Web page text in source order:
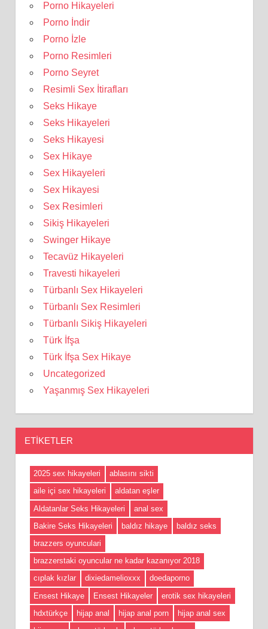
Porno Hikayeleri
Porno İndir
Porno İzle
Porno Resimleri
Porno Seyret
Resimli Sex İtirafları
Seks Hikaye
Seks Hikayeleri
Seks Hikayesi
Sex Hikaye
Sex Hikayeleri
Sex Hikayesi
Sex Resimleri
Sikiş Hikayeleri
Swinger Hikaye
Tecavüz Hikayeleri
Travesti hikayeleri
Türbanlı Sex Hikayeleri
Türbanlı Sex Resimleri
Türbanlı Sikiş Hikayeleri
Türk İfşa
Türk İfşa Sex Hikaye
Uncategorized
Yaşanmış Sex Hikayeleri
ETIKETLER
2025 sex hikayeleri
ablasını sikti
aile içi sex hikayeleri
aldatan eşler
Aldatanlar Seks Hikayeleri
anal sex
Bakire Seks Hikayeleri
baldız hikaye
baldız seks
brazzers oyunculari
brazzerstaki oyuncular ne kadar kazanıyor 2018
cıplak kızlar
dixiedamelioxxx
doedaporno
Ensest Hikaye
Ensest Hikayeler
erotik sex hikayeleri
hdxtürkçe
hijap anal hijap anal porn
hijap anal sex